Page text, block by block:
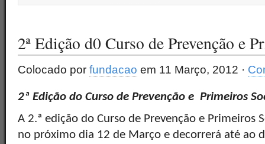
2ª Edição d0 Curso de Prevenção e
Colocado por fundacao em 11 Março, 2012 ·
2ª Edição do Curso de Prevenção e Primeiros
A 2.ª edição do Curso de Prevenção e Primeiros
no próximo dia 12 de Março e decorrerá até ao